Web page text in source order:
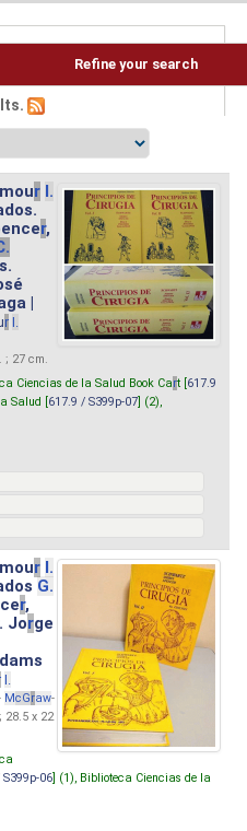
Refine your search
r I.
r,
s.
|
r I.
; 27 cm.
Ciencias de la Salud Book Cart [ 617.9
Salud [ 617.9 / S399p-07 ] (2),
r I.
G.
r,
. Jorge
I.
McGraw-
28.5 x 22
06 ] (1), Biblioteca Ciencias de la